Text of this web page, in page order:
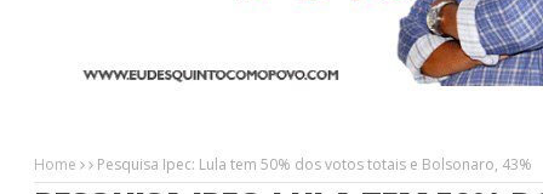
Home Pesquisa Ipec: Lula tem 50% dos votos totais e Bolsonaro, 43%